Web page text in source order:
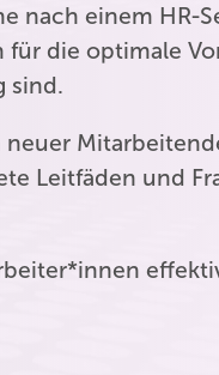
nach einem HR-
für die optimale
sind.
Leitfäden und